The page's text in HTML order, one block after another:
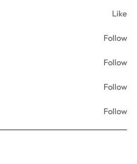
Like
Follow
Follow
Follow
Follow